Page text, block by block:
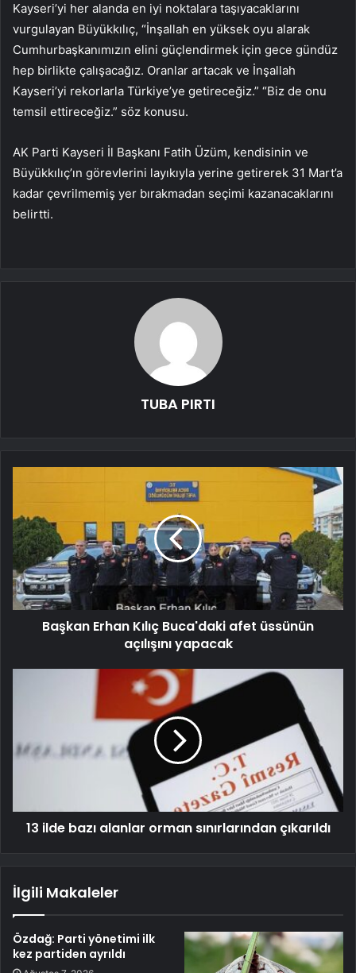
Kayseri’yi her alanda en iyi noktalara taşıyacaklarını
vurgulayan Büyükkılıç, “İnşallah en yüksek oyu alarak
Cumhurbaşkanımızın elini güçlendirmek için gece gündüz
hep birlikte çalışacağız. Oranlar artacak ve İnşallah
Kayseri’yi rekorlarla Türkiye’ye getireceğiz.” “Biz de onu
temsil ettireceğiz.” söz konusu.
AK Parti Kayseri İl Başkanı Fatih Üzüm, kendisinin ve
Büyükkılıç’ın görevlerini layıkıyla yerine getirerek 31 Mart’a
kadar çevrilmemiş yer bırakmadan seçimi kazanacaklarını
belirtti.
TUBA PIRTI
Başkan Erhan Kılıç Buca'daki afet üssünün
açılışını yapacak
13 ilde bazı alanlar orman sınırlarından çıkarıldı
İlgili Makaleler
Özdağ: Parti yönetimi ilk
kez partiden ayrıldı